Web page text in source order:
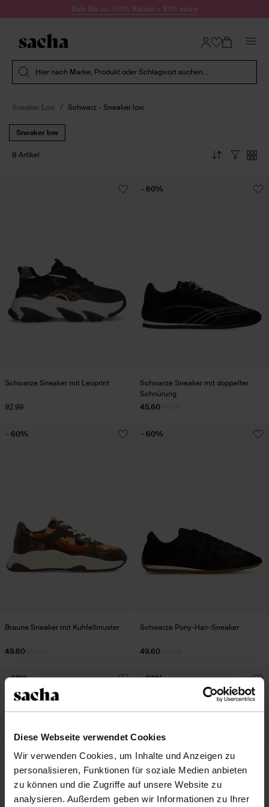
Diese Webseite verwendet Cookies
Wir verwenden Cookies, um Inhalte und Anzeigen zu
personalisieren, Funktionen für soziale Medien anbieten
zu können und die Zugriffe auf unsere Website zu
analysieren. Außerdem geben wir Informationen zu Ihrer
Zum Inhalt springenSale Bis zu -60% Rabatt + 10% extra
Hier nach Marke, Produkt oder Schlagwort suchen...
Sneaker Low Schwarz - Sneaker low
Sneaker low
8 Artikel
Schwarze Sneaker mit Leoprint
92.99
Schwarze Sneaker mit doppelter
Schnürung
45.60
- 60%
Braune Sneaker mit Kuhfellmuster
49.60
- 60%
Schwarze Pony-Hair-Sneaker
49.60
- 60%
- 60% - 60%